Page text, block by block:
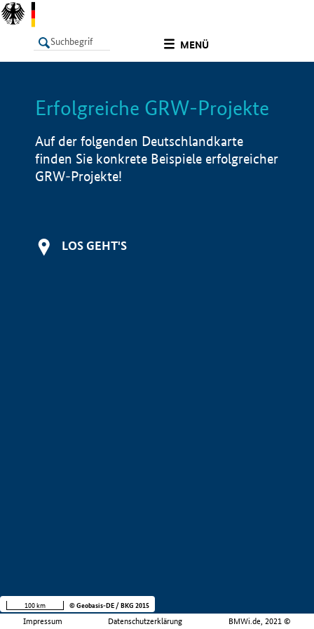
MENÜ
LISTE Info
Erfolgreiche GRW-Projekte
Auf der folgenden Deutschlandkarte
finden Sie konkrete Beispiele erfolgreicher
GRW-Projekte!
LOS GEHT'S
Impressum Datenschutzerklärung BMWi.de, 2021 ©
100 km © Geobasis-DE / BKG 2015